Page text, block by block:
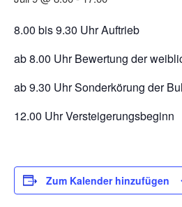
8.00 bis 9.30 Uhr Auftrieb
ab 8.00 Uhr Bewertung der
ab 9.30 Uhr Sonderkörung der
12.00 Uhr Versteigerungsbeginn
Zum Kalender hinzufügen